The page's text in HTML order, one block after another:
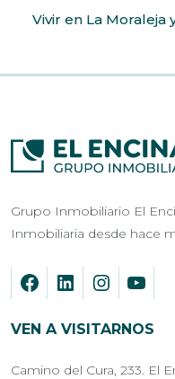
Vivir en La Moraleja
Grupo Inmobiliario El
Inmobiliaria desde hace
VEN A VISITARNOS
Camino del Cura, 233. El